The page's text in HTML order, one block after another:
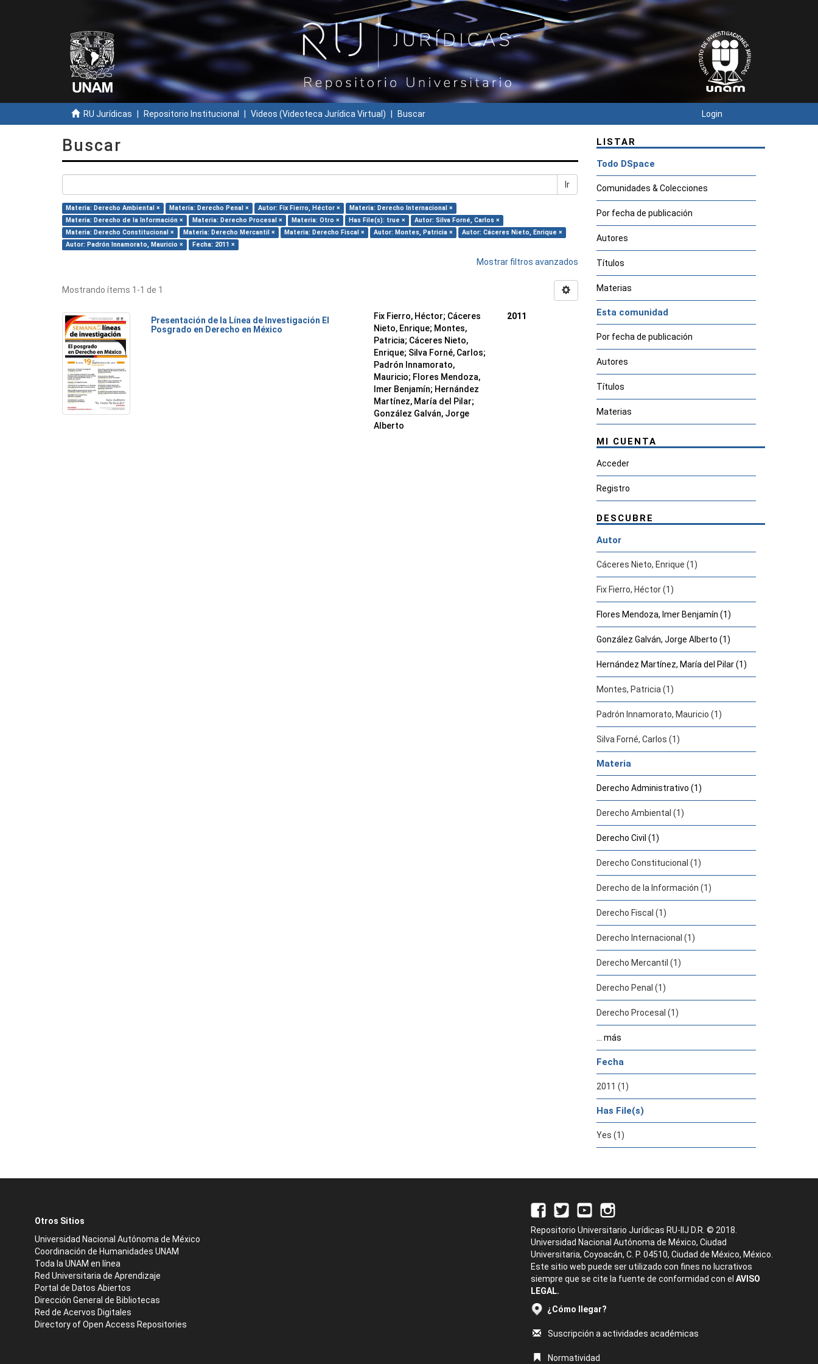
RU Jurídicas Repositorio Institucional Videos (Videoteca Jurídica Virtual) Buscar Login
Buscar
Ir
Materia: Derecho Ambiental × Materia: Derecho Penal × Autor: Fix Fierro, Héctor ×
Materia: Derecho Internacional ×
Materia: Derecho de la Información ×
Materia: Derecho Procesal × Materia: Otro × Has File(s): true ×
Autor: Silva Forné, Carlos ×
Materia: Derecho Constitucional ×
Materia: Derecho Mercantil × Materia: Derecho Fiscal × Autor: Montes, Patricia ×
Autor: Cáceres Nieto, Enrique ×
Autor: Padrón Innamorato, Mauricio ×
Fecha: 2011 ×
Mostrar filtros avanzados
Mostrando ítems 1-1 de 1
Presentación de la Línea de Investigación El
Posgrado en Derecho en México
Fix Fierro, Héctor; Cáceres
Nieto, Enrique; Montes,
Patricia; Cáceres Nieto,
Enrique; Silva Forné, Carlos;
Padrón Innamorato,
Mauricio; Flores Mendoza,
Imer Benjamín; Hernández
Martínez, María del Pilar;
González Galván, Jorge
Alberto
2011
LISTAR
Todo DSpace
Comunidades & Colecciones
Por fecha de publicación
Autores
Títulos
Materias
Esta comunidad
Por fecha de publicación
Autores
Títulos
Materias
MI CUENTA
Acceder
Registro
DESCUBRE
Autor
Cáceres Nieto, Enrique (1)
Fix Fierro, Héctor (1)
Flores Mendoza, Imer Benjamín (1)
González Galván, Jorge Alberto (1)
Hernández Martínez, María del Pilar (1)
Montes, Patricia (1)
Padrón Innamorato, Mauricio (1)
Silva Forné, Carlos (1)
Materia
Derecho Administrativo (1)
Derecho Ambiental (1)
Derecho Civil (1)
Derecho Constitucional (1)
Derecho de la Información (1)
Derecho Fiscal (1)
Derecho Internacional (1)
Derecho Mercantil (1)
Derecho Penal (1)
Derecho Procesal (1)
... más
Fecha
2011 (1)
Has File(s)
Yes (1)
Otros Sitios
Universidad Nacional Autónoma de México
Coordinación de Humanidades UNAM
Toda la UNAM en línea
Red Universitaria de Aprendizaje
Portal de Datos Abiertos
Dirección General de Bibliotecas
Red de Acervos Digitales
Directory of Open Access Repositories
Repositorio Universitario Jurídicas RU-IIJ D.R. © 2018.
Universidad Nacional Autónoma de México, Ciudad
Universitaria, Coyoacán, C. P. 04510, Ciudad de México, México.
Este sitio web puede ser utilizado con fines no lucrativos
siempre que se cite la fuente de conformidad con el AVISO
LEGAL.
¿Cómo llegar?
Suscripción a actividades académicas
Normatividad